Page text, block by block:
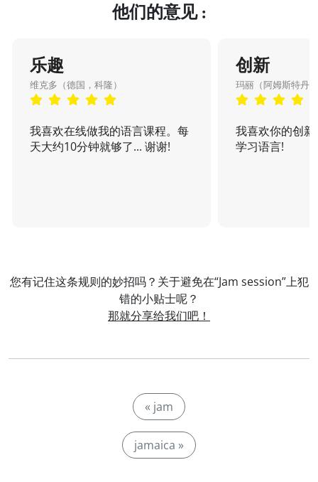
他们的意见 :
乐趣
维克多（德国，科隆）
我喜欢在线做我的语言课程。每
天大约10分钟就够了... 谢谢!
创新
玛丽（阿姆斯特丹
我喜欢你的创
学习语言!
您有记住这条规则的妙招吗？关于避免在“Jam session”上犯
错的小贴士呢？
那就分享给我们吧！
« jam
jamaica »